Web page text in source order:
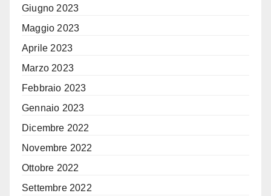
Giugno 2023
Maggio 2023
Aprile 2023
Marzo 2023
Febbraio 2023
Gennaio 2023
Dicembre 2022
Novembre 2022
Ottobre 2022
Settembre 2022